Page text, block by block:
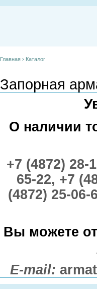
Главная › Каталог
Запорная
О наличии
+7 (4872) 28-
65-22, +7
(4872) 25-06-
Вы можете
E-mail: